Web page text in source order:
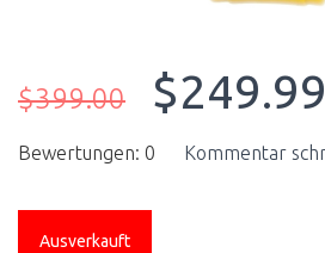
$399.00 $249.99
Bewertungen: 0 Kommentar
Ausverkauft